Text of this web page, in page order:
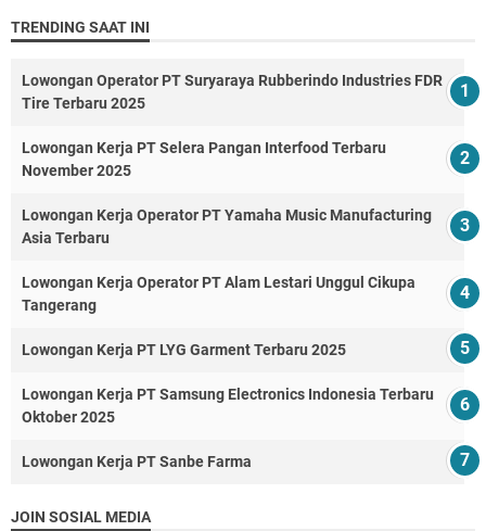
TRENDING SAAT INI
Lowongan Operator PT Suryaraya Rubberindo Industries FDR
Tire Terbaru 2025
Lowongan Kerja PT Selera Pangan Interfood Terbaru
November 2025
Lowongan Kerja Operator PT Yamaha Music Manufacturing
Asia Terbaru
Lowongan Kerja Operator PT Alam Lestari Unggul Cikupa
Tangerang
Lowongan Kerja PT LYG Garment Terbaru 2025
Lowongan Kerja PT Samsung Electronics Indonesia Terbaru
Oktober 2025
Lowongan Kerja PT Sanbe Farma
JOIN SOSIAL MEDIA